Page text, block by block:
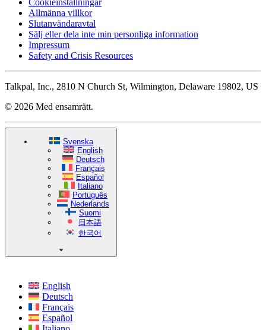
Allmänna villkor
Slutanvändaravtal
Sälj eller dela inte min personliga information
Impressum
Safety and Crisis Resources
Talkpal, Inc., 2810 N Church St, Wilmington, Delaware 19802, US
© 2026 Med ensamrätt.
Svenska
English
Deutsch
Français
Español
Italiano
Português
Nederlands
Suomi
日本語
한국어
English
Deutsch
Français
Español